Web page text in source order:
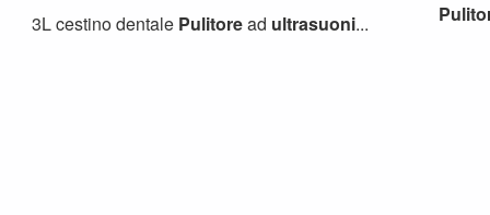
3L cestino dentale Pulitoread ultrasuoni...